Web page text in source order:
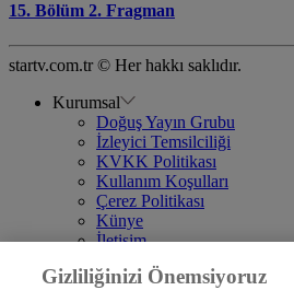
15. Bölüm 2. Fragman
startv.com.tr © Her hakkı saklıdır.
Kurumsal
Doğuş Yayın Grubu
İzleyici Temsilciliği
KVKK Politikası
Kullanım Koşulları
Çerez Politikası
Künye
İletişim
DYG Televizyonlar
Gizliliğinizi Önemsiyoruz